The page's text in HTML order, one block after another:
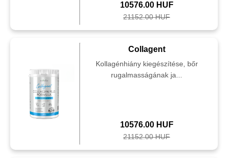
10576.00 HUF
21152.00 HUF
Collagent
Kollagénhiány kiegészítése, bőr
rugalmasságának ja...
10576.00 HUF
21152.00 HUF